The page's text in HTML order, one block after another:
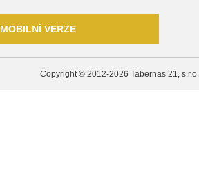
MOBILNÍ VERZE
Copyright © 2012-2026 Tabernas 21, s.r.o.